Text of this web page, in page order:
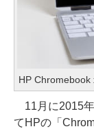
HP Chromebook
11月に2015年
てHPの「